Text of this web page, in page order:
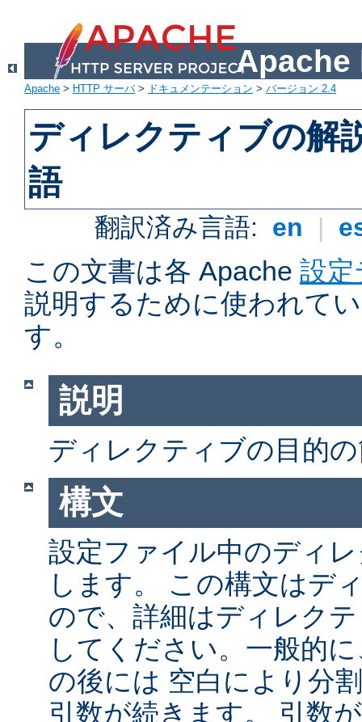
Apache
Apache > HTTP サーバ> ドキュメンテーション > バージョン 2.4
ディレクティブの解
語
翻訳済み言語: en |
この文書は各 Apache 設
説明するために使われて
す。
説明
ディレクティブの目的
構文
設定ファイル中のディ
します。 この構文はデ
ので、詳細はディレク
してください。一般的
の後には 空白により分
引数が続きます。 引数